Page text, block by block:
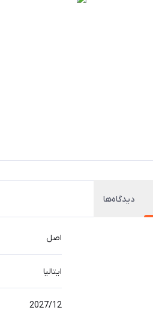
دیدگاه‌ها
اصل
ایتالیا
2027/12